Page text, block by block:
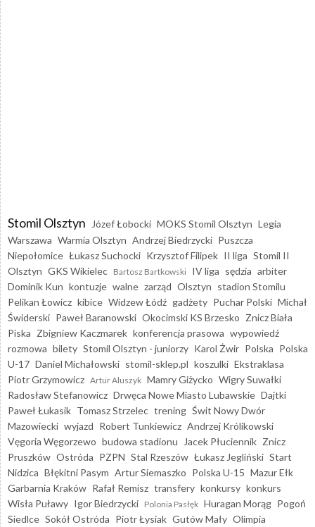
Stomil Olsztyn Józef Łobocki MOKS Stomil Olsztyn Legia
Warszawa Warmia Olsztyn Andrzej Biedrzycki Puszcza
Niepołomice Łukasz Suchocki Krzysztof Filipek II liga Stomil II
Olsztyn GKS Wikielec Bartosz Bartkowski IV liga sędzia arbiter
Dominik Kun kontuzje walne zarząd Olsztyn stadion Stomilu
Pelikan Łowicz kibice Widzew Łódź gadżety Puchar Polski Michał
Świderski Paweł Baranowski Okocimski KS Brzesko Znicz Biała
Piska Zbigniew Kaczmarek konferencja prasowa wypowiedź
rozmowa bilety Stomil Olsztyn - juniorzy Karol Żwir Polska Polska
U-17 Daniel Michałowski stomil-sklep.pl koszulki Ekstraklasa
Piotr Grzymowicz Artur Aluszyk Mamry Giżycko Wigry Suwałki
Radosław Stefanowicz Drwęca Nowe Miasto Lubawskie Dajtki
Paweł Łukasik Tomasz Strzelec trening Świt Nowy Dwór
Mazowiecki wyjazd Robert Tunkiewicz Andrzej Królikowski
Vęgoria Węgorzewo budowa stadionu Jacek Płuciennik Znicz
Pruszków Ostróda PZPN Stal Rzeszów Łukasz Jegliński Start
Nidzica Błękitni Pasym Artur Siemaszko Polska U-15 Mazur Ełk
Garbarnia Kraków Rafał Remisz transfery konkursy konkurs
Wisła Puławy Igor Biedrzycki Polonia Pasłęk Huragan Morąg Pogoń
Siedlce Sokół Ostróda Piotr Łysiak Gutów Mały Olimpia